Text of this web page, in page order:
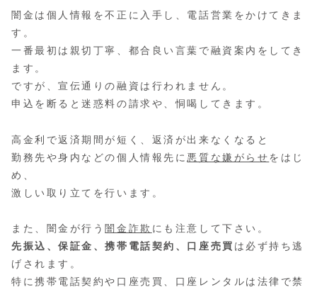
闇金は個人情報を不正に入手し、電話営業をかけてきま
す。
一番最初は親切丁寧、都合良い言葉で融資案内をしてき
ます。
ですが、宣伝通りの融資は行われません。
申込を断ると迷惑料の請求や、恫喝してきます。
高金利で返済期間が短く、返済が出来なくなると
勤務先や身内などの個人情報先に 悪質な嫌がらせをはじ
め、
激しい取り立てを行います。
また、闇金が行う 闇金詐欺 にも注意して下さい。
先振込、保証金、携帯電話契約、口座売買 は必ず持ち逃
げされます。
特に携帯電話契約や口座売買、口座レンタルは法律で禁